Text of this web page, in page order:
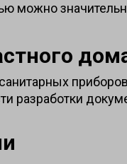
можно
разработки